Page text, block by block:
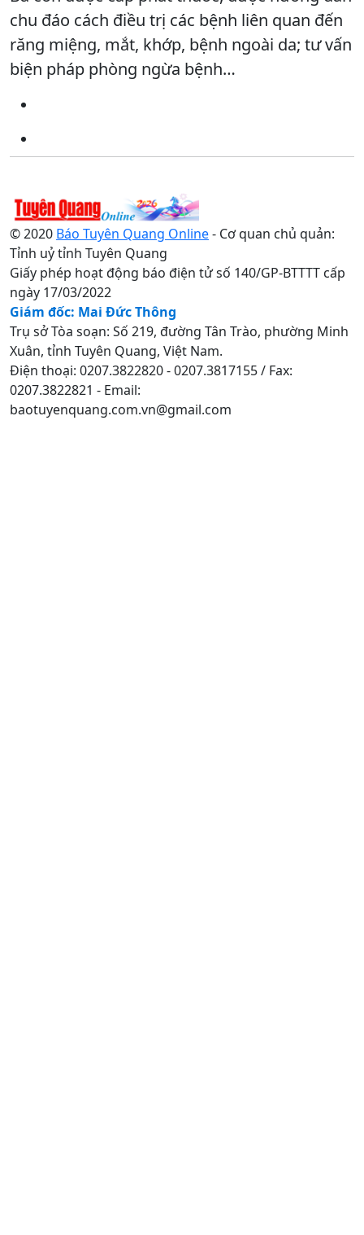
chu đáo cách điều trị các bệnh liên quan đến
răng miệng, mắt, khớp, bệnh ngoài da; tư vấn
biện pháp phòng ngừa bệnh…
© 2020 Báo Tuyên Quang Online- Cơ quan chủ quản:
Tỉnh uỷ tỉnh Tuyên Quang
Giấy phép hoạt động báo điện tử số 140/GP-BTTTT cấp
ngày 17/03/2022
Giám đốc: Mai Đức Thông
Trụ sở Tòa soạn: Số 219, đường Tân Trào, phường Minh
Xuân, tỉnh Tuyên Quang, Việt Nam.
Điện thoại: 0207.3822820 - 0207.3817155 / Fax:
0207.3822821 - Email:
baotuyenquang.com.vn@gmail.com